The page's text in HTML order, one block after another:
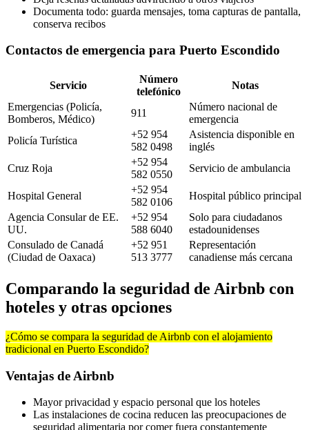
Documenta todo: guarda mensajes, toma capturas de pantalla,
conserva recibos
Contactos de emergencia para Puerto Escondido
Servicio
Número
telefónico
Notas
Emergencias (Policía,
Bomberos, Médico)
911
Número nacional de
emergencia
Policía Turística
+52 954
582 0498
Asistencia disponible en
inglés
Cruz Roja
+52 954
582 0550
Servicio de ambulancia
Hospital General
+52 954
582 0106
Hospital público principal
Agencia Consular de EE.
UU.
+52 954
588 6040
Solo para ciudadanos
estadounidenses
Consulado de Canadá
(Ciudad de Oaxaca)
+52 951
513 3777
Representación
canadiense más cercana
Comparando la seguridad de Airbnb con
hoteles y otras opciones
¿Cómo se compara la seguridad de Airbnb con el alojamiento
tradicional en Puerto Escondido?
Ventajas de Airbnb
Mayor privacidad y espacio personal que los hoteles
Las instalaciones de cocina reducen las preocupaciones de
seguridad alimentaria por comer fuera constantemente